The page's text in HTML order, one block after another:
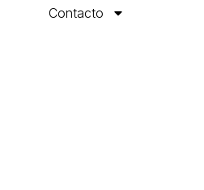
Contacto